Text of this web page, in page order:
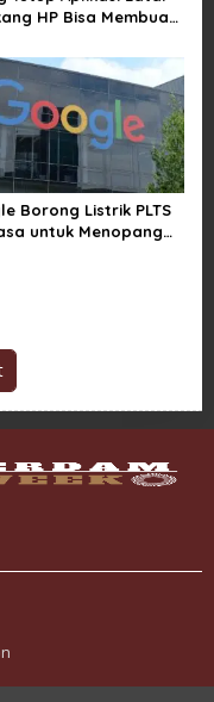
HP Bisa Membuat
Borong Listrik PLTS
untuk Menopang